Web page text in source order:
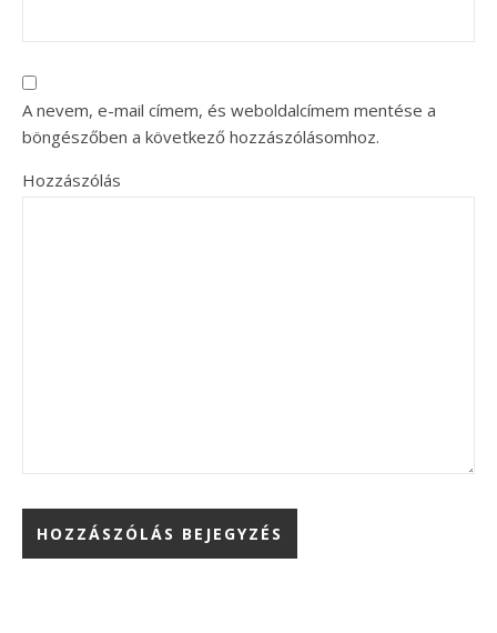
A nevem, e-mail címem, és weboldalcímem mentése a
böngészőben a következő hozzászólásomhoz.
Hozzászólás